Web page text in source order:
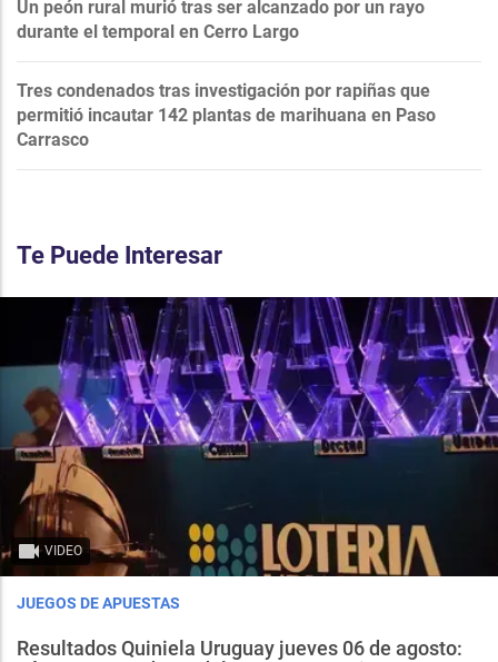
Un peón rural murió tras ser alcanzado por un rayo
durante el temporal en Cerro Largo
Tres condenados tras investigación por rapiñas que
permitió incautar 142 plantas de marihuana en Paso
Carrasco
Te Puede Interesar
VIDEO
JUEGOS DE APUESTAS
Resultados Quiniela Uruguay jueves 06 de agosto: